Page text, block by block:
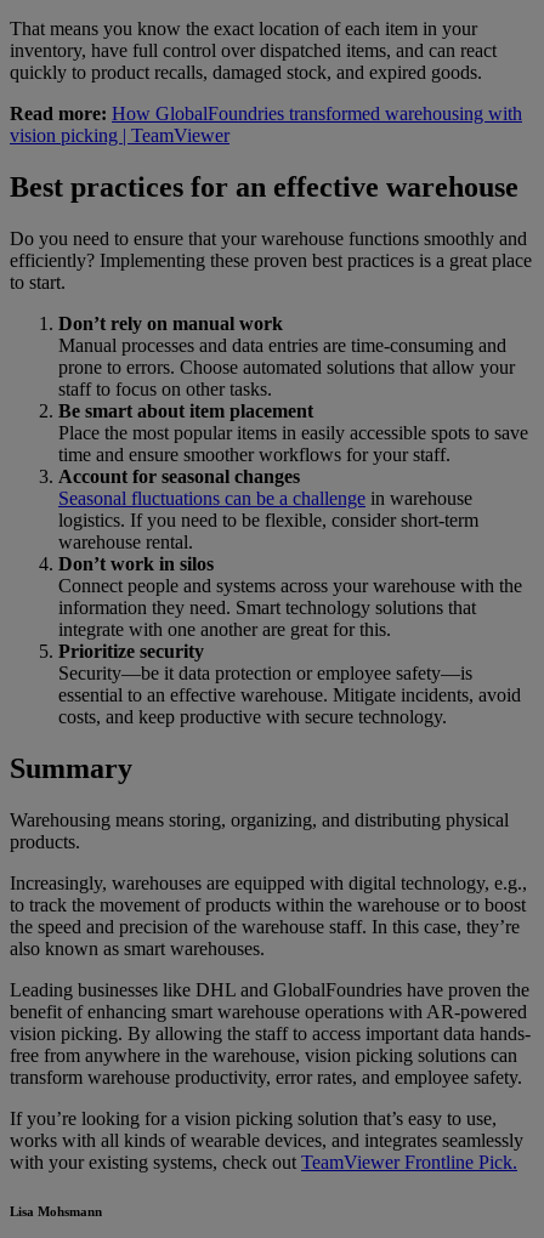
That means you know the exact location of each item in your
inventory, have full control over dispatched items, and can react
quickly to product recalls, damaged stock, and expired goods.
Read more: How GlobalFoundries transformed warehousing with
vision picking | TeamViewer
Best practices for an effective warehouse
Do you need to ensure that your warehouse functions smoothly and
efficiently? Implementing these proven best practices is a great place
to start.
Don’t rely on manual work
Manual processes and data entries are time-consuming and
prone to errors. Choose automated solutions that allow your
staff to focus on other tasks.
Be smart about item placement
Place the most popular items in easily accessible spots to save
time and ensure smoother workflows for your staff.
Account for seasonal changes
Seasonal fluctuations can be a challenge in warehouse
logistics. If you need to be flexible, consider short-term
warehouse rental.
Don’t work in silos
Connect people and systems across your warehouse with the
information they need. Smart technology solutions that
integrate with one another are great for this.
Prioritize security
Security—be it data protection or employee safety—is
essential to an effective warehouse. Mitigate incidents, avoid
costs, and keep productive with secure technology.
Summary
Warehousing means storing, organizing, and distributing physical
products.
Increasingly, warehouses are equipped with digital technology, e.g.,
to track the movement of products within the warehouse or to boost
the speed and precision of the warehouse staff. In this case, they’re
also known as smart warehouses.
Leading businesses like DHL and GlobalFoundries have proven the
benefit of enhancing smart warehouse operations with AR-powered
vision picking. By allowing the staff to access important data hands-
free from anywhere in the warehouse, vision picking solutions can
transform warehouse productivity, error rates, and employee safety.
If you’re looking for a vision picking solution that’s easy to use,
works with all kinds of wearable devices, and integrates seamlessly
with your existing systems, check out TeamViewer Frontline Pick.
Lisa Mohsmann